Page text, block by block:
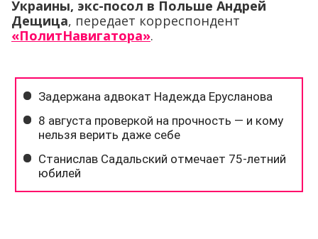
Украины, экс-посол в Польше Андрей
Дещица, передает корреспондент
«ПолитНавигатора».